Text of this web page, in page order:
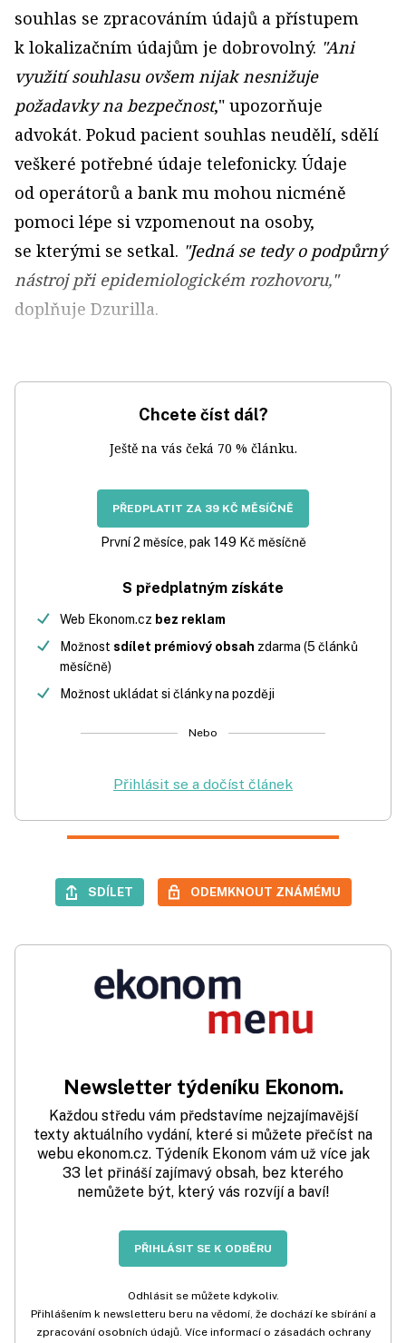
souhlas se zpracováním údajů a přístupem
k lokalizačním údajům je dobrovolný. "Ani
využití souhlasu ovšem nijak nesnižuje
požadavky na bezpečnost," upozorňuje
advokát. Pokud pacient souhlas neudělí, sdělí
veškeré potřebné údaje telefonicky. Údaje
od operátorů a bank mu mohou nicméně
pomoci lépe si vzpomenout na osoby,
se kterými se setkal. "Jedná se tedy o podpůrný
nástroj při epidemiologickém rozhovoru,"
doplňuje Dzurilla.
Chcete číst dál?
Ještě na vás čeká 70 % článku.
PŘEDPLATIT ZA 39 KČ MĚSÍČNĚ
První 2 měsíce, pak 149 Kč měsíčně
S předplatným získáte
Web Ekonom.cz bez reklam
Možnost sdílet prémiový obsah zdarma (5 článků
měsíčně)
Možnost ukládat si články na později
Nebo
Přihlásit se a dočíst článek
SDÍLET ODEMKNOUT ZNÁMÉMU
Newsletter týdeníku Ekonom.
Každou středu vám představíme nejzajímavější
texty aktuálního vydání, které si můžete přečíst na
webu ekonom.cz. Týdeník Ekonom vám už více jak
33 let přináší zajímavý obsah, bez kterého
nemůžete být, který vás rozvíjí a baví!
PŘIHLÁSIT SE K ODBĚRU
Odhlásit se můžete kdykoliv.
Přihlášením k newsletteru beru na vědomí, že dochází ke sbírání a
zpracování osobních údajů. Více informací o zásadách ochrany